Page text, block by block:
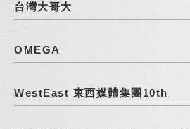
台灣大哥大
OMEGA
WestEast 東西媒體集團10th